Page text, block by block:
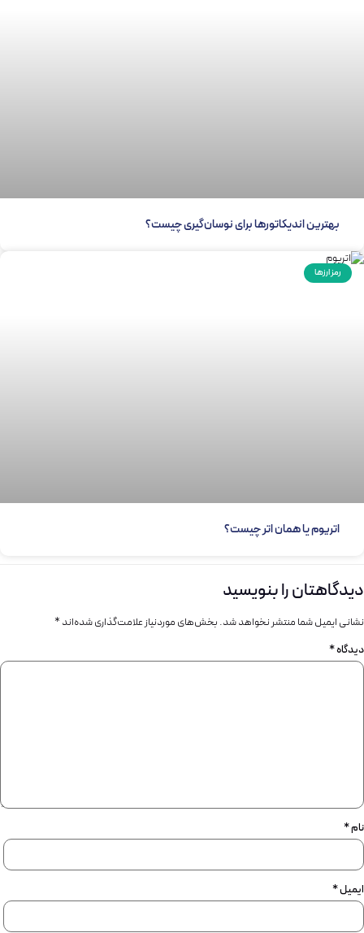
بهترین اندیکاتورها برای نوسان‌گیری چیست؟
رمز ارزها
اتریوم یا همان اتر چیست؟
دیدگاهتان را بنویسید
نشانی ایمیل شما منتشر نخواهد شد. بخش‌های موردنیاز علامت‌گذاری شده‌اند *
دیدگاه*
نام*
ایمیل*